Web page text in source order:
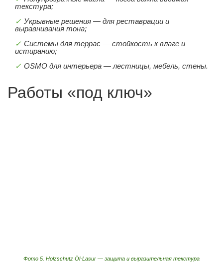
текстура;
Укрывные решения — для реставрации и
выравнивания тона;
Системы для террас — стойкость к влаге и
истиранию;
OSMO для интерьера — лестницы, мебель, стены.
Работы «под ключ»
Фото 5. Holzschutz Öl-Lasur — защита и выразительная текстура